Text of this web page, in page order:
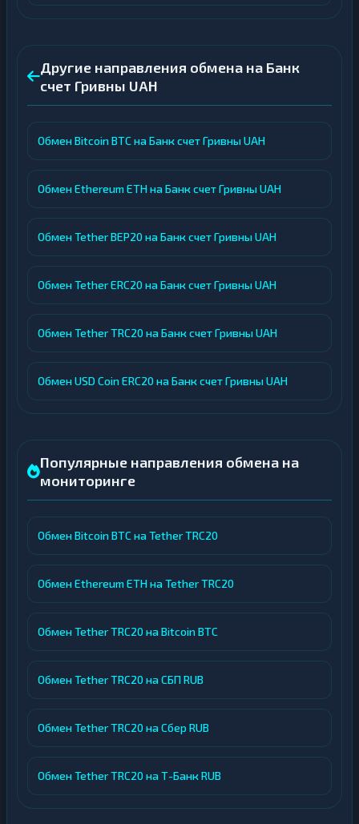
Другие направления обмена на Банк
счет Гривны UAH
Обмен Bitcoin BTC на Банк счет Гривны UAH
Обмен Ethereum ETH на Банк счет Гривны UAH
Обмен Tether BEP20 на Банк счет Гривны UAH
Обмен Tether ERC20 на Банк счет Гривны UAH
Обмен Tether TRC20 на Банк счет Гривны UAH
Обмен USD Coin ERC20 на Банк счет Гривны UAH
Популярные направления обмена на
мониторинге
Обмен Bitcoin BTC на Tether TRC20
Обмен Ethereum ETH на Tether TRC20
Обмен Tether TRC20 на Bitcoin BTC
Обмен Tether TRC20 на СБП RUB
Обмен Tether TRC20 на Сбер RUB
Обмен Tether TRC20 на Т-Банк RUB